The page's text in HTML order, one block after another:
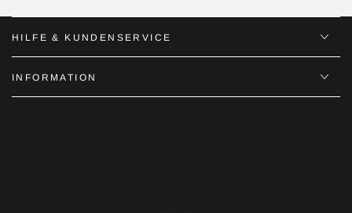
HILFE & KUNDENSERVICE
INFORMATION